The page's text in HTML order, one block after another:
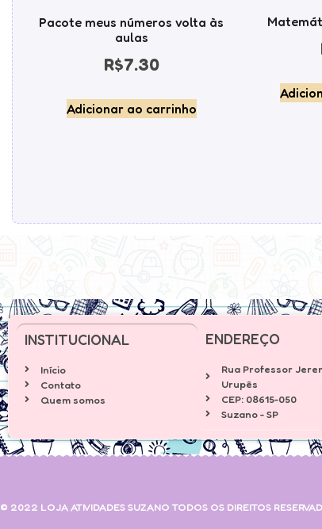
Pacote meus números volta às
aulas
R$7.30
Adicionar ao carrinho
INSTITUCIONAL
Início
Contato
Quem somos
ENDEREÇO
Rua Professor
Urupês
CEP: 08615-050
Suzano - SP
© 2022 LOJA ATIVIDADES SUZANO TODOS OS DIREITOS